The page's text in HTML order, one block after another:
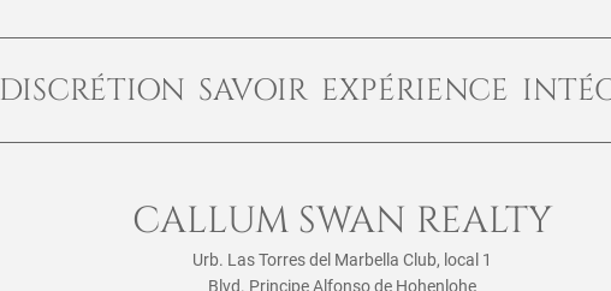
DISCRÉTION SAVOIR EXPÉRIENCE
CALLUM SWAN REALTY
Urb. Las Torres del Marbella Club, local 1
Blvd. Principe Alfonso de Hohenlohe